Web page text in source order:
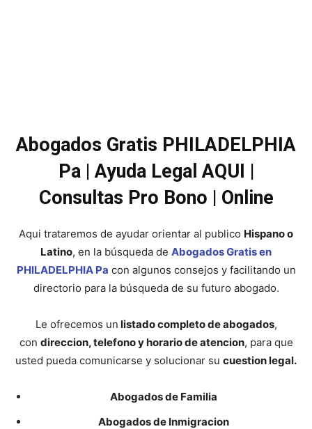
Abogados Gratis PHILADELPHIA
Pa | Ayuda Legal AQUI |
Consultas Pro Bono | Online
Aqui trataremos de ayudar orientar al publico Hispano o
Latino, en la búsqueda de Abogados Gratis en
PHILADELPHIA Pa con algunos consejos y facilitando un
directorio para la búsqueda de su futuro abogado.
Le ofrecemos un listado completo de abogados,
con direccion, telefono y horario de atencion, para que
usted pueda comunicarse y solucionar su cuestion legal.
Abogados de Familia
Abogados de Inmigracion